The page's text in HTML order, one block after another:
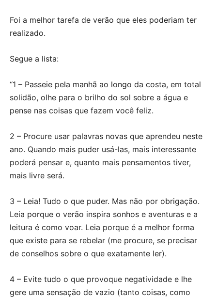
Foi a melhor tarefa de verão que eles poderiam ter
realizado.
Segue a lista:
“1 – Passeie pela manhã ao longo da costa, em total
solidão, olhe para o brilho do sol sobre a água e
pense nas coisas que fazem você feliz.
2 – Procure usar palavras novas que aprendeu neste
ano. Quando mais puder usá-las, mais interessante
poderá pensar e, quanto mais pensamentos tiver,
mais livre será.
3 – Leia! Tudo o que puder. Mas não por obrigação.
Leia porque o verão inspira sonhos e aventuras e a
leitura é como voar. Leia porque é a melhor forma
que existe para se rebelar (me procure, se precisar
de conselhos sobre o que exatamente ler).
4 – Evite tudo o que provoque negatividade e lhe
gere uma sensação de vazio (tanto coisas, como